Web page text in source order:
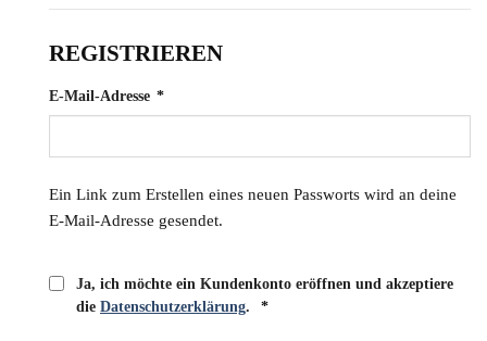
REGISTRIEREN
E-Mail-Adresse *Erforderlich
Ein Link zum Erstellen eines neuen Passworts wird an deine
E-Mail-Adresse gesendet.
Ja, ich möchte ein Kundenkonto eröffnen und akzeptiere
die Datenschutzerklärung. *Erforderlich